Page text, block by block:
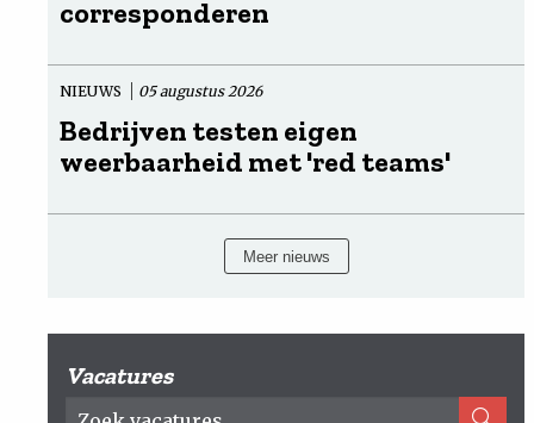
corresponderen
NIEUWS 05 augustus 2026
Bedrijven testen eigen
weerbaarheid met 'red teams'
Meer nieuws
Vacatures